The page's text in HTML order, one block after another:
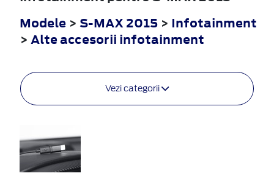
Modele > S-MAX 2015 > Infotainment
> Alte accesorii infotainment
Vezi categorii